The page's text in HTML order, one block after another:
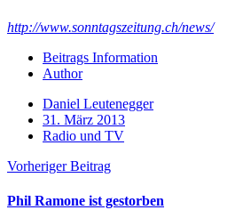
http://www.sonntagszeitung.ch/news/
Beitrags Information
Author
Daniel Leutenegger
31. März 2013
Radio und TV
Vorheriger Beitrag
Phil Ramone ist gestorben